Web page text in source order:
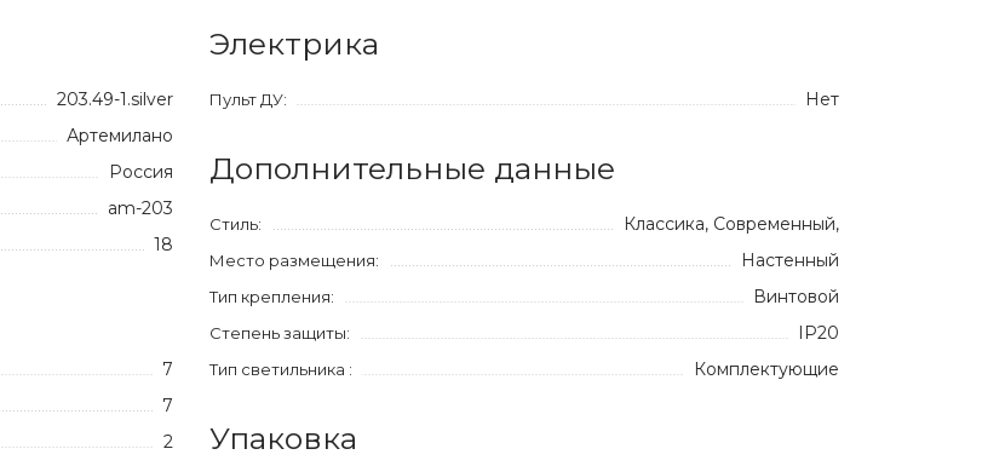
203.49-1.silver
Артемилано
Россия
am-203
18
7
7
2
Электрика
Пульт ДУ: Нет
Дополнительные данные
Стиль: Классика, Современный,
Место размещения: Настенный
Тип крепления: Винтовой
Степень защиты: IP20
Тип светильника : Комплектующие
Упаковка